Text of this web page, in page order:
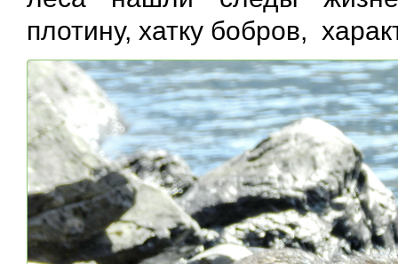
плотину, хатку бобров,